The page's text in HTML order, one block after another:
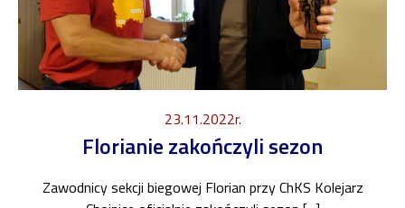
23.11.2022r.
Florianie zakończyli sezon
Zawodnicy sekcji biegowej Florian przy ChKS Kolejarz